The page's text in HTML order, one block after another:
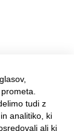
tudi z
analitiko, ki
ali ki